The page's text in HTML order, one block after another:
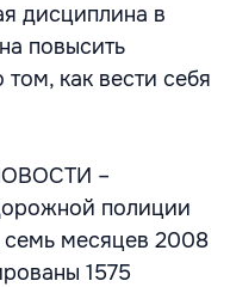
дисциплина в
повысить
как вести себя
–
полиции
семь месяцев 2008
1575